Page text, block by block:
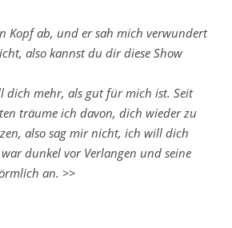
Kopf ab, und er sah mich verwundert
also kannst du dir diese Show
dich mehr, als gut für mich ist. Seit
träume ich davon, dich wieder zu
also sag mir nicht, ich will dich
dunkel vor Verlangen und seine
an. >>